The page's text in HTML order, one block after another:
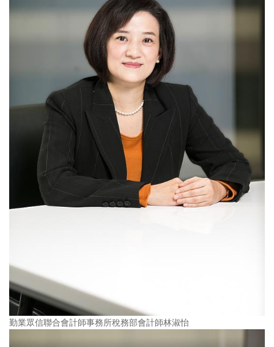
勤業眾信聯合會計師事務所稅務部會計師林淑怡